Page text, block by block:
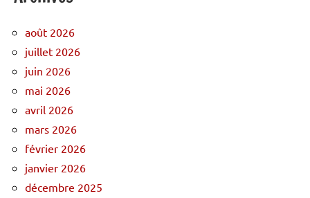
août 2026
juillet 2026
juin 2026
mai 2026
avril 2026
mars 2026
février 2026
janvier 2026
décembre 2025